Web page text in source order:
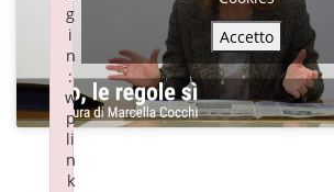
Accetto
g
i
n
:
w
p
li
n
k
g
i
n
:
w
p
li
n
k